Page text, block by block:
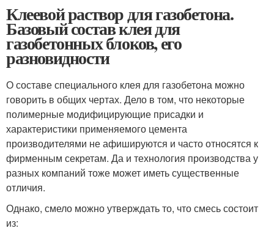
Клеевой раствор для газобетона.
Базовый состав клея для
газобетонных блоков, его
разновидности
О составе специального клея для газобетона можно
говорить в общих чертах. Дело в том, что некоторые
полимерные модифицирующие присадки и
характеристики применяемого цемента
производителями не афишируются и часто относятся к
фирменным секретам. Да и технология производства у
разных компаний тоже может иметь существенные
отличия.
Однако, смело можно утверждать то, что смесь состоит
из: